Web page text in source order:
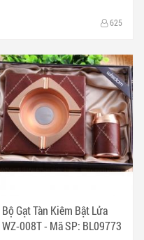
625
Bộ Gạt Tàn Kiêm Bật Lửa
WZ-008T - Mã SP: BL09773